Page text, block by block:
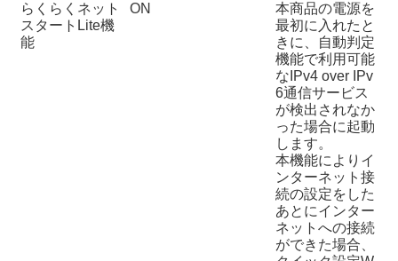
らくらくネット
スタートLite機
能
ON
本商品の電源を
最初に入れたと
きに、自動判定
機能で利用可能
なIPv4 over IPv
6通信サービス
が検出されなか
った場合に起動
します。
本機能によりイ
ンターネット接
続の設定をした
あとにインター
ネットへの接続
ができた場合、